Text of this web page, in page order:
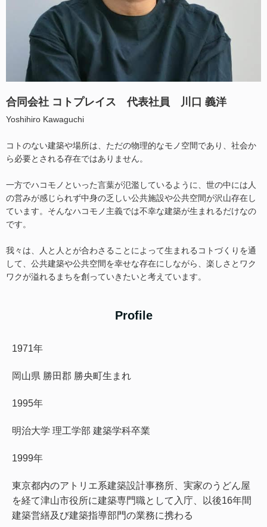
合同会社 コトプレイス 代表社員 川口 義洋
Yoshihiro Kawaguchi
コトのない建築や場所は、ただの物理的なモノ空間であり、社会か
ら必要とされる存在ではありません。
一方でハコモノといった言葉が氾濫しているように、世の中には人
の営みが感じられず中身の乏しい公共施設や公共空間が沢山存在し
ています。そんなハコモノ主義では不幸な建築が生まれるだけなの
です。
我々は、人と人とが合わさることによって生まれるコトづくりを通
して、公共建築や公共空間を幸せな存在にしながら、楽しさとワク
ワクが溢れるまちを創っていきたいと考えています。
Profile
1971年
岡山県 勝田郡 勝央町生まれ
1995年
明治大学 理工学部 建築学科卒業
1999年
東京都内のアトリエ系建築設計事務所、実家のうどん屋
を経て津山市役所に建築専門職として入庁、以後16年間
建築営繕及び建築指導部門の業務に携わる